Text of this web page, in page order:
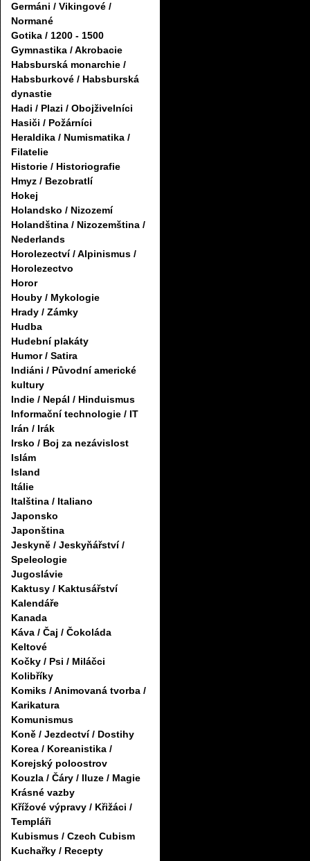
Germáni / Vikingové /
Normané
Gotika / 1200 - 1500
Gymnastika / Akrobacie
Habsburská monarchie /
Habsburkové / Habsburská
dynastie
Hadi / Plazi / Obojživelníci
Hasiči / Požárníci
Heraldika / Numismatika /
Filatelie
Historie / Historiografie
Hmyz / Bezobratlí
Hokej
Holandsko / Nizozemí
Holandština / Nizozemština /
Nederlands
Horolezectví / Alpinismus /
Horolezectvo
Horor
Houby / Mykologie
Hrady / Zámky
Hudba
Hudební plakáty
Humor / Satira
Indiáni / Původní americké
kultury
Indie / Nepál / Hinduismus
Informační technologie / IT
Irán / Irák
Irsko / Boj za nezávislost
Islám
Island
Itálie
Italština / Italiano
Japonsko
Japonština
Jeskyně / Jeskyňářství /
Speleologie
Jugoslávie
Kaktusy / Kaktusářství
Kalendáře
Kanada
Káva / Čaj / Čokoláda
Keltové
Kočky / Psi / Miláčci
Kolibříky
Komiks / Animovaná tvorba /
Karikatura
Komunismus
Koně / Jezdectví / Dostihy
Korea / Koreanistika /
Korejský poloostrov
Kouzla / Čáry / Iluze / Magie
Krásné vazby
Křížové výpravy / Křižáci /
Templáři
Kubismus / Czech Cubism
Kuchařky / Recepty